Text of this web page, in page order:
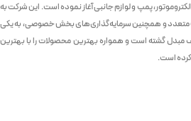
پمپ و لوازم جانبی آغاز نموده است. این شرکت به
متعدد و همچنین سرمایه‌گذاری‌های بخش خصوصی، به یکی
مبدل گشته است و همواره بهترین محصولات را با بهترین
کرده است.